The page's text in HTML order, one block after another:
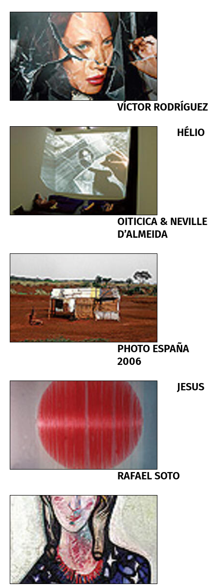
VÍCTOR RODRÍGUEZ
HÉLIO
OITICICA & NEVILLE
D’ALMEIDA
PHOTO ESPAÑA
2006
JESUS
RAFAEL SOTO